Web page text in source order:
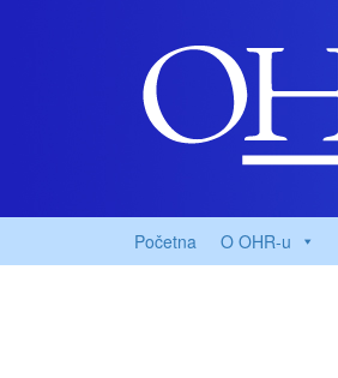
Početna O OHR-u